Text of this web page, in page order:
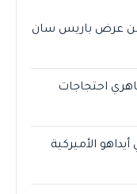
عرض باريس سان
احتجاجات
الأميركية